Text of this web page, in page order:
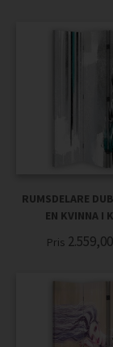
RUMSDELARE
EN KVINNA I
Pris 2.559,00